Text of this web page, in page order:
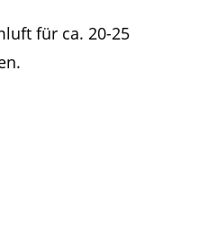
für ca. 20-25